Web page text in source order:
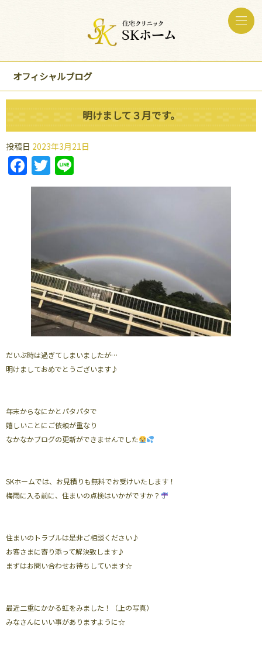
オフィシャルブログ
明けまして３月です。
投稿日 2023年3月21日
Facebook
Twitter
だいぶ時は過ぎてしまいましたが…
明けましておめでとうございます♪
年末からなにかとパタパタで
嬉しいことにご依頼が重なり
なかなかブログの更新ができませんでした
SKホームでは、お見積りも無料でお受けいたします！
梅雨に入る前に、住まいの点検はいかがですか？
住まいのトラブルは是非ご相談ください♪
お客さまに寄り添って解決致します♪
まずはお問い合わせお待ちしています☆
最近二重にかかる虹をみました！（上の写真）
みなさんにいい事がありますように☆